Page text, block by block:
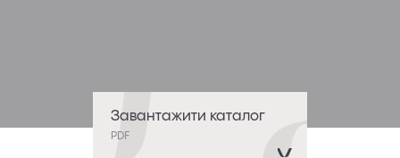
Завантажити каталог
PDF